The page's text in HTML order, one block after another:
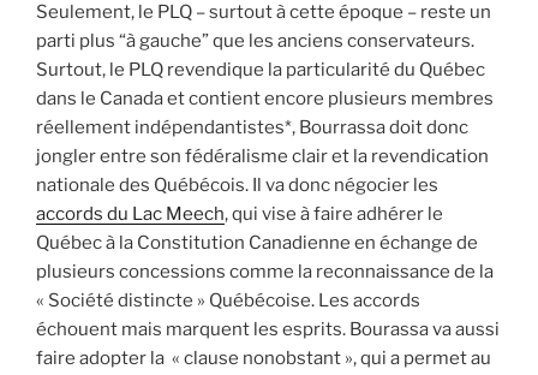
Seulement, le PLQ – surtout à cette époque – reste un
parti plus “à gauche” que les anciens conservateurs.
Surtout, le PLQ revendique la particularité du Québec
dans le Canada et contient encore plusieurs membres
réellement indépendantistes*, Bourrassa doit donc
jongler entre son fédéralisme clair et la revendication
nationale des Québécois. Il va donc négocier les
accords du Lac Meech, qui vise à faire adhérer le
Québec à la Constitution Canadienne en échange de
plusieurs concessions comme la reconnaissance de la
« Société distincte » Québécoise. Les accords
échouent mais marquent les esprits. Bourassa va aussi
faire adopter la « clause nonobstant », qui a permet au